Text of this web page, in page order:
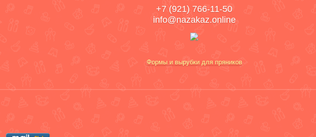
+7 (921) 766-11-50
info@nazakaz.online
Формы и вырубки для пряников